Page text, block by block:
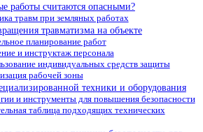
работы считаются опасными?
травм при земляных работах
травматизма на объекте
планирование работ
и инструктаж персонала
индивидуальных средств защиты
рабочей зоны
техники и оборудования
и инструменты для повышения безопасности
таблица подходящих технических